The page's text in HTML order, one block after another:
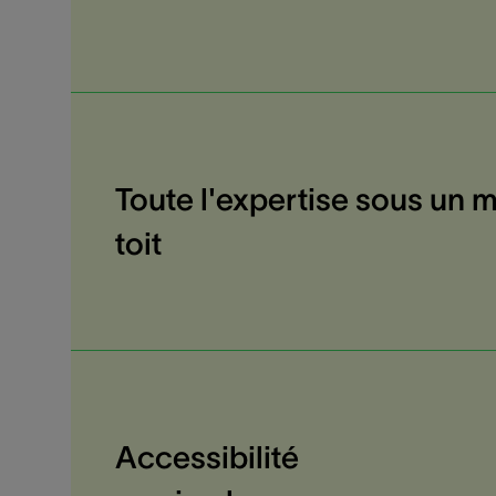
Toute l'expertise sous un
toit
Accessibilité